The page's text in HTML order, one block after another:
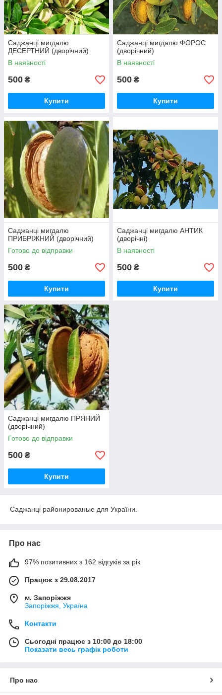
Саджанці мигдалю
ДЕСЕРТНИЙ (дворічний)
В наявності
500 ₴
Купити
Саджанці мигдалю ФОРОС
(дворічний)
В наявності
500 ₴
Купити
Саджанці мигдалю
ПРИБРІЖНИЙ (дворічний)
Готово до відправки
500 ₴
Купити
Саджанці мигдалю АНТИК
(дворічні)
В наявності
500 ₴
Купити
Саджанці мигдалю ПРЯНИЙ
(дворічний)
Готово до відправки
500 ₴
Купити
Саджанці районированые для України.
Про нас
97% позитивних з 162 відгуків за рік
Працює з 29.08.2017
м. Запоріжжя
Запоріжжя, Україна
Контакти
Сьогодні працює з 10:00 до 18:00
Показати весь графік роботи
Про нас